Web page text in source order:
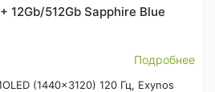
12Gb/512Gb Sapphire Blue
Подробнее
(1440x3120) 120 Гц, Exynos